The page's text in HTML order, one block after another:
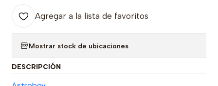
Agregar a la lista de favoritos
Mostrar stock de ubicaciones
DESCRIPCIÓN